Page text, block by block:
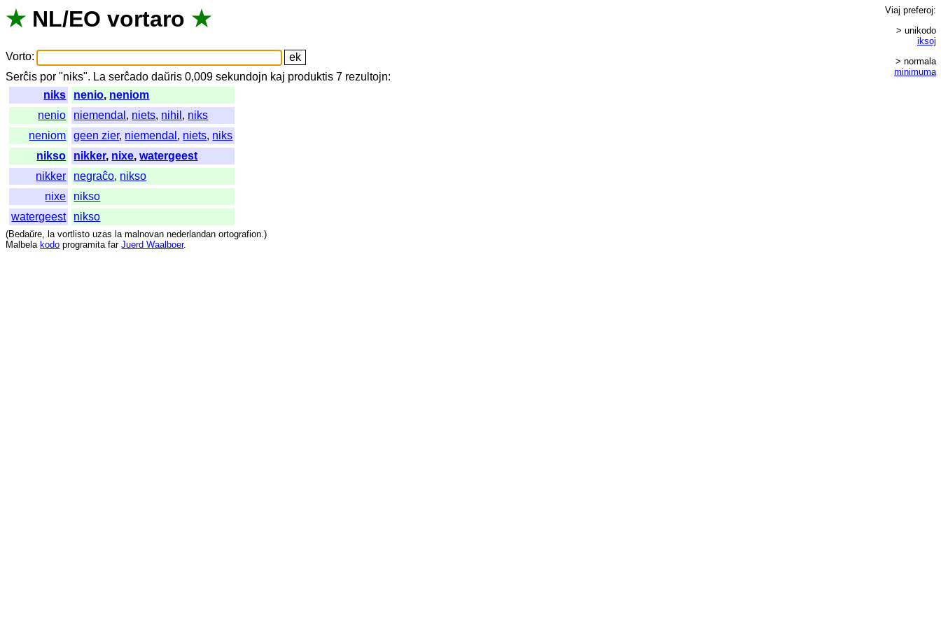
★ NL/EO vortaro ★
Vorto:
Serĉis por "niks". La serĉado daŭris 0,009sekundojn kaj produktis 7 rezultojn:
niks
nenio, neniom
nenio
niemendal , niets, nihil , niks
neniom
geen zier, niemendal , niets, niks
nikso
nikker, nixe,watergeest
nikker
negraĉo, nikso
nixe
nikso
watergeest
nikso
Viaj preferoj:
> unikodo
iksoj
> normala
minimuma
(Bedaŭre, la vortlisto uzas la malnovan nederlandan ortografion.)
Malbela kodo programita far Juerd Waalboer.